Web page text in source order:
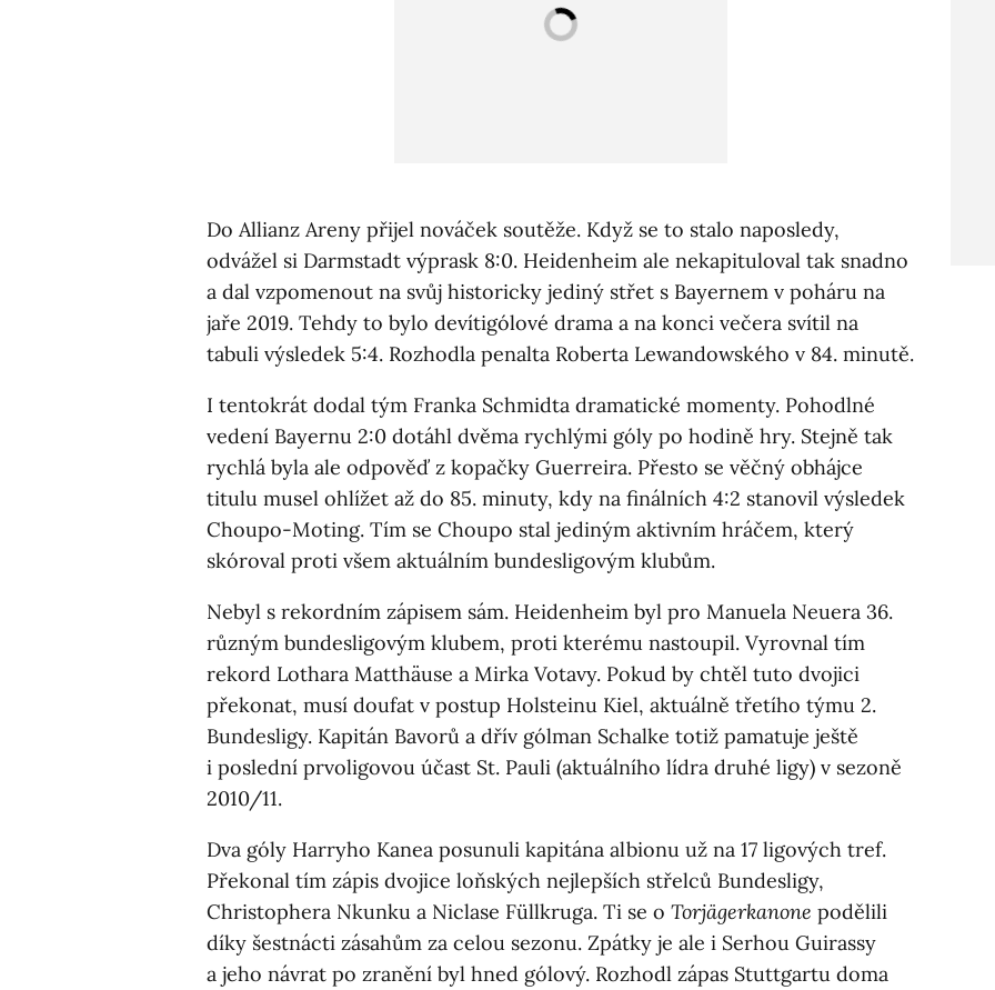
Do Allianz Areny přijel nováček soutěže. Když se to stalo naposledy,
odvážel si Darmstadt výprask 8:0. Heidenheim ale nekapituloval tak snadno
a dal vzpomenout na svůj historicky jediný střet s Bayernem v poháru na
jaře 2019. Tehdy to bylo devítigólové drama a na konci večera svítil na
tabuli výsledek 5:4. Rozhodla penalta Roberta Lewandowského v 84. minutě.
I tentokrát dodal tým Franka Schmidta dramatické momenty. Pohodlné
vedení Bayernu 2:0 dotáhl dvěma rychlými góly po hodině hry. Stejně tak
rychlá byla ale odpověď z kopačky Guerreira. Přesto se věčný obhájce
titulu musel ohlížet až do 85. minuty, kdy na finálních 4:2 stanovil výsledek
Choupo-Moting. Tím se Choupo stal jediným aktivním hráčem, který
skóroval proti všem aktuálním bundesligovým klubům.
Nebyl s rekordním zápisem sám. Heidenheim byl pro Manuela Neuera 36.
různým bundesligovým klubem, proti kterému nastoupil. Vyrovnal tím
rekord Lothara Matthäuse a Mirka Votavy. Pokud by chtěl tuto dvojici
překonat, musí doufat v postup Holsteinu Kiel, aktuálně třetího týmu 2.
Bundesligy. Kapitán Bavorů a dřív gólman Schalke totiž pamatuje ještě
i poslední prvoligovou účast St. Pauli (aktuálního lídra druhé ligy) v sezoně
2010/11.
Dva góly Harryho Kanea posunuli kapitána albionu už na 17 ligových tref.
Překonal tím zápis dvojice loňských nejlepších střelců Bundesligy,
Christophera Nkunku a Niclase Füllkruga. Ti se o Torjägerkanone podělili
díky šestnácti zásahům za celou sezonu. Zpátky je ale i Serhou Guirassy
a jeho návrat po zranění byl hned gólový. Rozhodl zápas Stuttgartu doma